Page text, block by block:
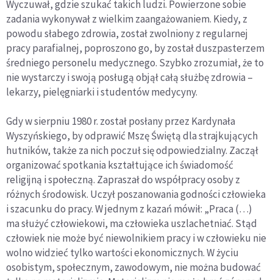
Wyczuwał, gdzie szukać takich ludzi. Powierzone sobie
zadania wykonywał z wielkim zaangażowaniem. Kiedy, z
powodu słabego zdrowia, został zwolniony z regularnej
pracy parafialnej, poproszono go, by został duszpasterzem
średniego personelu medycznego. Szybko zrozumiał, że to
nie wystarczy i swoją posługą objął całą służbę zdrowia –
lekarzy, pielęgniarki i studentów medycyny.
Gdy w sierpniu 1980 r. został posłany przez Kardynała
Wyszyńskiego, by odprawić Mszę Świętą dla strajkujących
hutników, także za nich poczuł się odpowiedzialny. Zaczął
organizować spotkania kształtujące ich świadomość
religijną i społeczną. Zapraszał do współpracy osoby z
różnych środowisk. Uczył poszanowania godności człowieka
i szacunku do pracy. W jednym z kazań mówił: „Praca (…)
ma służyć człowiekowi, ma człowieka uszlachetniać. Stąd
człowiek nie może być niewolnikiem pracy i w człowieku nie
wolno widzieć tylko wartości ekonomicznych. W życiu
osobistym, społecznym, zawodowym, nie można budować